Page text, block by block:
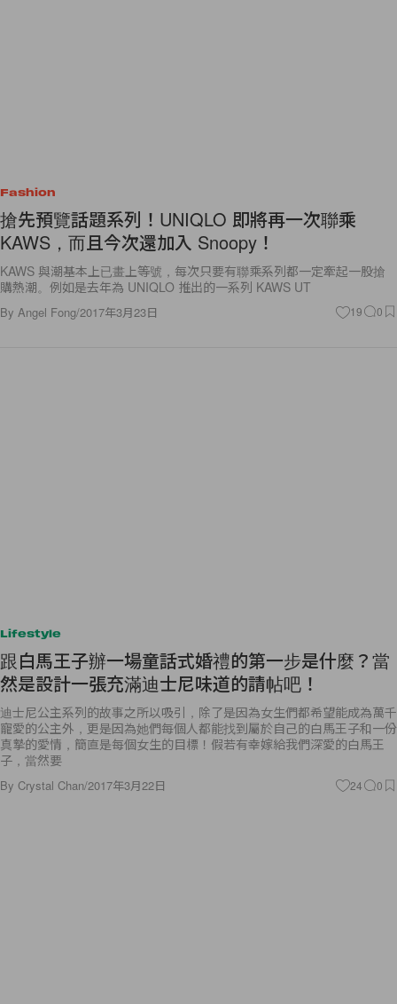
Fashion
搶先預覽話題系列！UNIQLO 即將再一次聯乘
KAWS，而且今次還加入 Snoopy！
KAWS 與潮基本上已畫上等號，每次只要有聯乘系列都一定牽起一股搶
購熱潮。例如是去年為 UNIQLO 推出的一系列 KAWS UT
By Angel Fong/2017年3月23日 19 0
Lifestyle
跟白馬王子辦一場童話式婚禮的第一步是什麼？當
然是設計一張充滿迪士尼味道的請帖吧！
迪士尼公主系列的故事之所以吸引，除了是因為女生們都希望能成為萬千
寵愛的公主外，更是因為她們每個人都能找到屬於自己的白馬王子和一份
真摯的愛情，簡直是每個女生的目標！假若有幸嫁給我們深愛的白馬王
子，當然要
By Crystal Chan/2017年3月22日 24 0